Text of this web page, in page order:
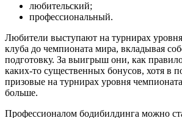
любительский;
профессиональный.
Любители выступают на турнирах
клуба до чемпионата мира, вкладывая
подготовку. За выигрыш они, как
каких-то существенных бонусов, хотя в
призовые на турнирах уровня
больше.
Профессионалом бодибилдинга можно